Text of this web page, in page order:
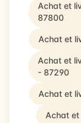
Achat et
87800
Achat et
Achat et
- 87290
Achat et
Achat et